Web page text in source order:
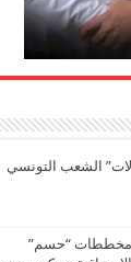
الشعب التونسي
مخططات “حسم”